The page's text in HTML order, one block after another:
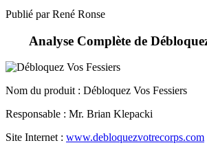
Analyse Complète de Débloquez
Nom du produit: Débloquez Vos Fessiers
Responsable : Mr. Brian Klepacki
Site Internet : www.debloquezvotrecorps.com
Langue : Français